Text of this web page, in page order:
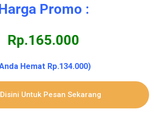
Promo :
Rp.165.000
Hemat Rp.134.000)
Untuk Pesan Sekarang